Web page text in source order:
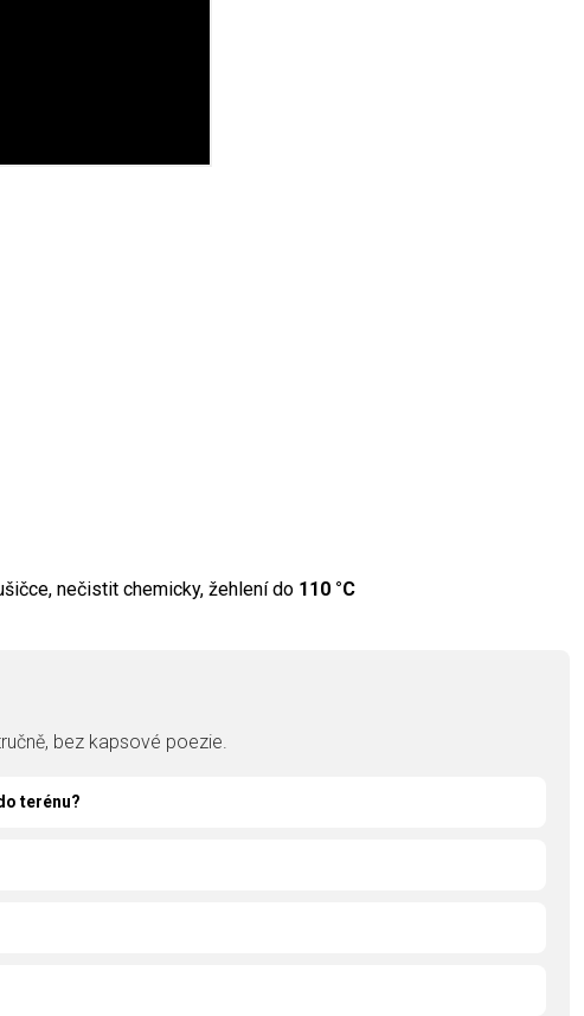
nečistit chemicky, žehlení do 110 °C
bez kapsové poezie.
terénu?